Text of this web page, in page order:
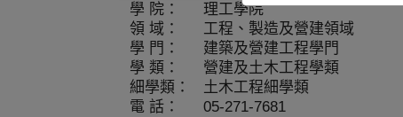
學 院：
理工學院
領 域：
工程、製造及營建領域
學 門：
建築及營建工程學門
學 類：
營建及土木工程學類
細學類：
土木工程細學類
電 話：
05-271-7681